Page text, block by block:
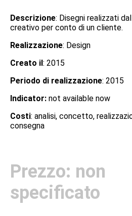
Descrizione: Disegni realizzati
creativo per conto di un cliente.
Realizzazione: Design
Creato il: 2015
Periodo di realizzazione: 2015
Indicator: not available now
Costi: analisi, concetto,
consegna
Prezzo: non
specificato